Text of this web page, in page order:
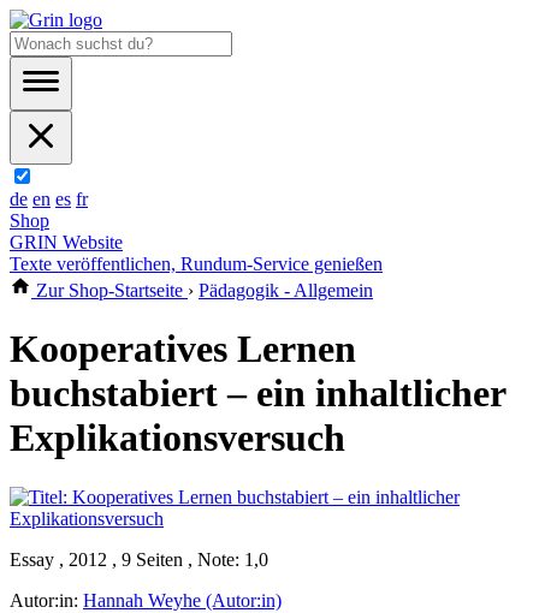
de en es fr
Shop
GRIN Website
Texte veröffentlichen, Rundum-Service genießen
Zur Shop-Startseite › Pädagogik - Allgemein
Kooperatives Lernen
buchstabiert – ein inhaltlicher
Explikationsversuch
Essay , 2012 , 9 Seiten , Note: 1,0
Autor:in: Hannah Weyhe (Autor:in)